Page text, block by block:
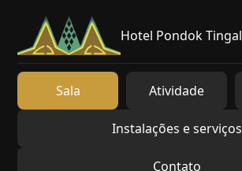
Hotel Pondok Tingal
Sala Atividade
Instalações e serviços
Contato